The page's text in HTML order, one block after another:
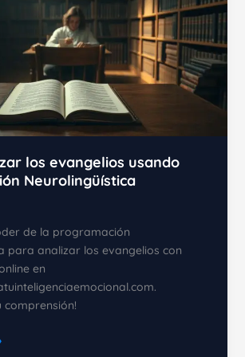
los evangelios usando
Neurolingüística
de la programación
para analizar los evangelios con
en
comprensión!